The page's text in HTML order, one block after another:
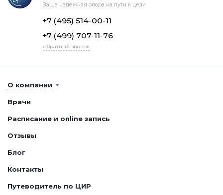
Ваша надежная опора на пути к цели
+7 (495) 514-00-11
+7 (499) 707-11-76
обратный звонок
О компании
Врачи
Расписание и online запись
Отзывы
Блог
Контакты
Путеводитель по ЦИР